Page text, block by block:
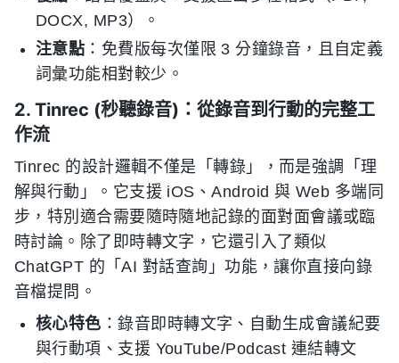
DOCX, MP3）。
注意點 ：免費版每次僅限 3 分鐘錄音，且自定義
詞彙功能相對較少。
2. Tinrec (秒聽錄音)：從錄音到行動的完整工
作流
Tinrec 的設計邏輯不僅是「轉錄」，而是強調「理
解與行動」。它支援 iOS、Android 與 Web 多端同
步，特別適合需要隨時隨地記錄的面對面會議或臨
時討論。除了即時轉文字，它還引入了類似
ChatGPT 的「AI 對話查詢」功能，讓你直接向錄
音檔提問。
核心特色 ：錄音即時轉文字、自動生成會議紀要
與行動項、支援 YouTube/Podcast 連結轉文